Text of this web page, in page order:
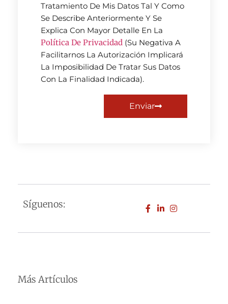
Tratamiento De Mis Datos Tal Y Como
Se Describe Anteriormente Y Se
Explica Con Mayor Detalle En La
Política De Privacidad (Su Negativa A
Facilitarnos La Autorización Implicará
La Imposibilidad De Tratar Sus Datos
Con La Finalidad Indicada).
Enviar
Síguenos:
Más Artículos